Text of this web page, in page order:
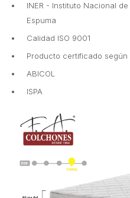
INER - Instituto Nacional
Espuma
Calidad ISO 9001
Producto certificado
ABICOL
ISPA